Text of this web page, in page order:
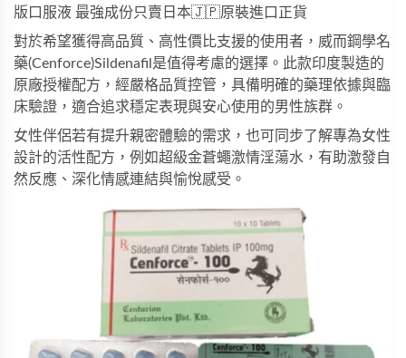
版口服液 最強成份只賣日本🇯🇵原裝進口正貨
對於希望獲得高品質、高性價比支援的使用者， 威而鋼學名
藥(Cenforce)Sildenafil 是值得考慮的選擇。此款印度製造的
原廠授權配方，經嚴格品質控管，具備明確的藥理依據與臨
床驗證，適合追求穩定表現與安心使用的男性族群。
女性伴侶若有提升親密體驗的需求，也可同步了解專為女性
設計的活性配方，例如超級金蒼蠅激情淫蕩水 ，有助激發自
然反應、深化情感連結與愉悅感受。